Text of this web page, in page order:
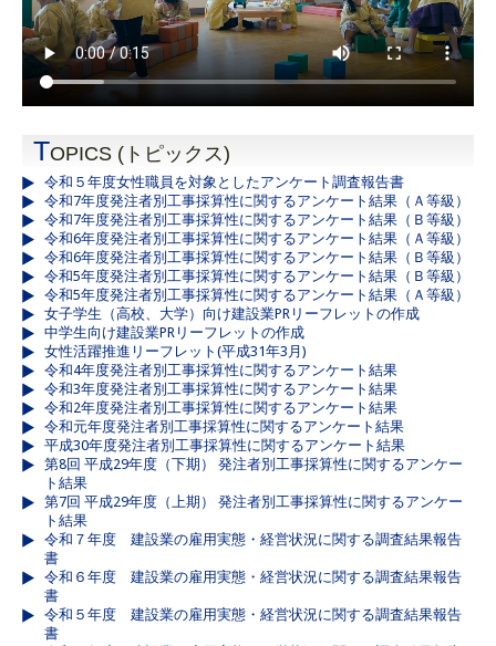
TOPICS (トピックス)
令和５年度女性職員を対象としたアンケート調査報告書
令和7年度発注者別工事採算性に関するアンケート結果（Ａ等級）
令和7年度発注者別工事採算性に関するアンケート結果（Ｂ等級）
令和6年度発注者別工事採算性に関するアンケート結果（Ａ等級）
令和6年度発注者別工事採算性に関するアンケート結果（Ｂ等級）
令和5年度発注者別工事採算性に関するアンケート結果（Ｂ等級）
令和5年度発注者別工事採算性に関するアンケート結果（Ａ等級）
女子学生（高校、大学）向け建設業PRリーフレットの作成
中学生向け建設業PRリーフレットの作成
女性活躍推進リーフレット(平成31年3月)
令和4年度発注者別工事採算性に関するアンケート結果
令和3年度発注者別工事採算性に関するアンケート結果
令和2年度発注者別工事採算性に関するアンケート結果
令和元年度発注者別工事採算性に関するアンケート結果
平成30年度発注者別工事採算性に関するアンケート結果
第8回 平成29年度（下期） 発注者別工事採算性に関するアンケー
ト結果
第7回 平成29年度（上期） 発注者別工事採算性に関するアンケー
ト結果
令和７年度 建設業の雇用実態・経営状況に関する調査結果報告
書
令和６年度 建設業の雇用実態・経営状況に関する調査結果報告
書
令和５年度 建設業の雇用実態・経営状況に関する調査結果報告
書